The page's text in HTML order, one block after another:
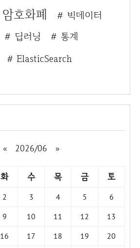
암호화폐
빅데이터
딥러닝 통계
ElasticSearch
« 2026/06 »
화 수 목 금 토
2 3 4 5
6
9 10 11 12
13
16 17 18 19
20